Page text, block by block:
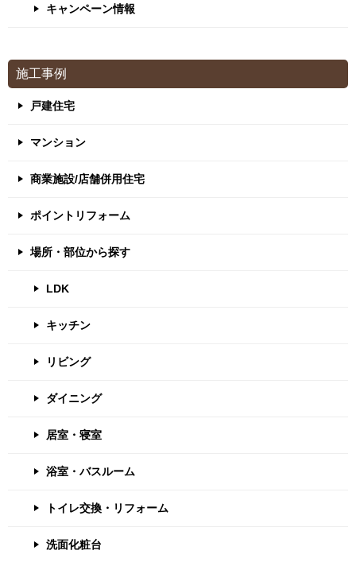
キャンペーン情報
施工事例
戸建住宅
マンション
商業施設/店舗併用住宅
ポイントリフォーム
場所・部位から探す
LDK
キッチン
リビング
ダイニング
居室・寝室
浴室・バスルーム
トイレ交換・リフォーム
洗面化粧台